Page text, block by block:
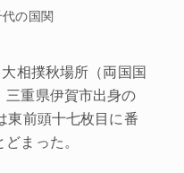
の国関
相撲秋場所（両国国
三重県伊賀市出身の
東前頭十七枚目に番
まった。